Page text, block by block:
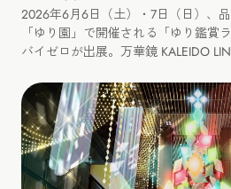
2026年6月6日（土）・7日（日）、
「ゆり園」で開催される「ゆり鑑賞
バイゼロが出展。万華鏡 KALEIDO
プも開催します。